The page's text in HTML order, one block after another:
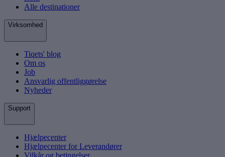
Alle destinationer
Virksomhed
Tiqets' blog
Om os
Job
Ansvarlig offentliggørelse
Nyheder
Support
Hjælpecenter
Hjælpecenter for Leverandører